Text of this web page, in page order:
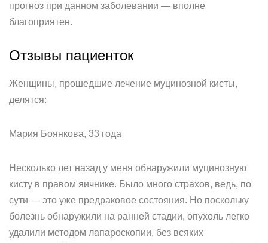
прогноз при данном заболевании — вполне
благоприятен.
Отзывы пациенток
Женщины, прошедшие лечение муцинозной кисты,
делятся:
Мария Боянкова, 33 года
Несколько лет назад у меня обнаружили муцинозную
кисту в правом яичнике. Было много страхов, ведь, по
сути — это уже предраковое состояния. Но поскольку
болезнь обнаружили на ранней стадии, опухоль легко
удалили методом лапароскопии, без всяких